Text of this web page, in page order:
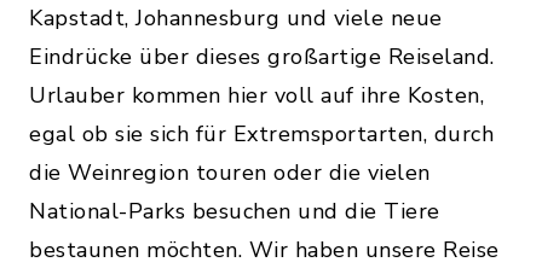
Kapstadt, Johannesburg und viele neue
Eindrücke über dieses großartige Reiseland.
Urlauber kommen hier voll auf ihre Kosten,
egal ob sie sich für Extremsportarten, durch
die Weinregion touren oder die vielen
National-Parks besuchen und die Tiere
bestaunen möchten. Wir haben unsere Reise